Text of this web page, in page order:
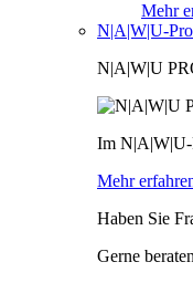
Mehr
N|A|W|U-
N|A|W|U
Im N|A|W|U-
Mehr
Haben Sie
Gerne